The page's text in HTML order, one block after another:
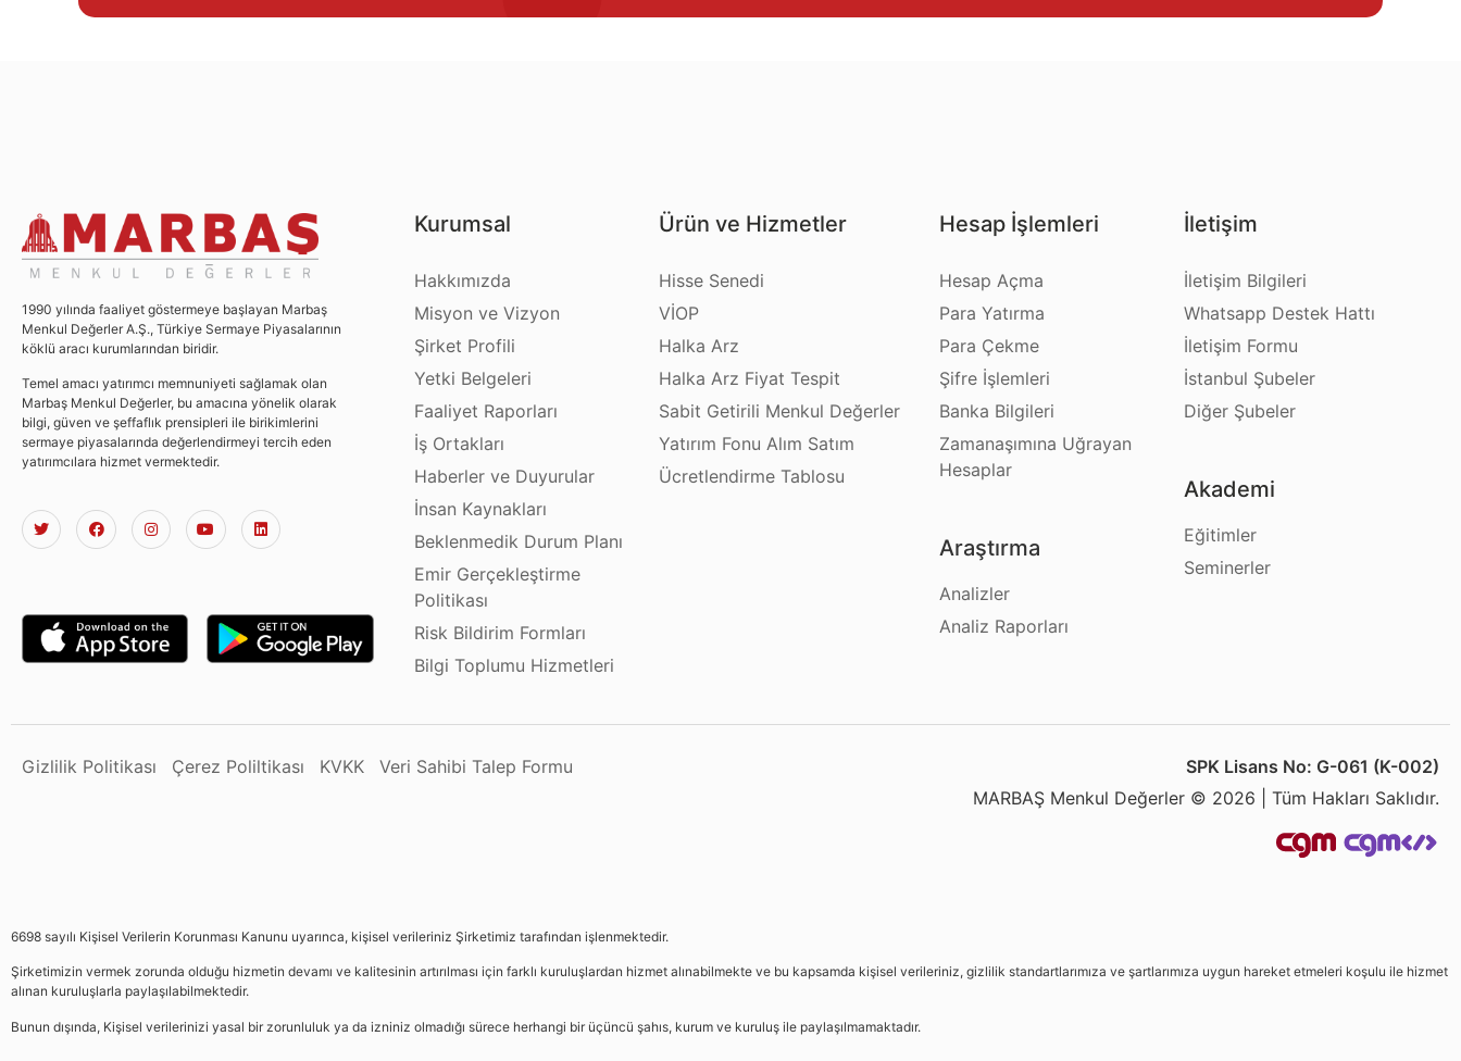
1990 yılında faaliyet göstermeye başlayan Marbaş
Menkul Değerler A.Ş., Türkiye Sermaye Piyasalarının
köklü aracı kurumlarından biridir.
Temel amacı yatırımcı memnuniyeti sağlamak olan
Marbaş Menkul Değerler, bu amacına yönelik olarak
bilgi, güven ve şeffaflık prensipleri ile birikimlerini
sermaye piyasalarında değerlendirmeyi tercih eden
yatırımcılara hizmet vermektedir.
Kurumsal
Hakkımızda
Misyon ve Vizyon
Şirket Profili
Yetki Belgeleri
Faaliyet Raporları
İş Ortakları
Haberler ve Duyurular
İnsan Kaynakları
Beklenmedik Durum Planı
Emir Gerçekleştirme
Politikası
Risk Bildirim Formları
Bilgi Toplumu Hizmetleri
Ürün ve Hizmetler
Hisse Senedi
VİOP
Halka Arz
Halka Arz Fiyat Tespit
Sabit Getirili Menkul Değerler
Yatırım Fonu Alım Satım
Ücretlendirme Tablosu
Hesap İşlemleri
Hesap Açma
Para Yatırma
Para Çekme
Şifre İşlemleri
Banka Bilgileri
Zamanaşımına Uğrayan
Hesaplar
Araştırma
Analizler
Analiz Raporları
İletişim
İletişim Bilgileri
Whatsapp Destek Hattı
İletişim Formu
İstanbul Şubeler
Diğer Şubeler
Akademi
Eğitimler
Seminerler
Gizlilik Politikası Çerez Poliltikası KVKK Veri Sahibi Talep Formu
SPK Lisans No: G-061 (K-002)
MARBAŞ Menkul Değerler © 2026 | Tüm Hakları Saklıdır.
6698 sayılı Kişisel Verilerin Korunması Kanunu uyarınca, kişisel verileriniz Şirketimiz tarafından işlenmektedir.
Şirketimizin vermek zorunda olduğu hizmetin devamı ve kalitesinin artırılması için farklı kuruluşlardan hizmet alınabilmekte ve bu kapsamda kişisel verileriniz, gizlilik standartlarımıza ve şartlarımıza uygun hareket etmeleri koşulu ile hizmet
alınan kuruluşlarla paylaşılabilmektedir.
Bunun dışında, Kişisel verilerinizi yasal bir zorunluluk ya da izniniz olmadığı sürece herhangi bir üçüncü şahıs, kurum ve kuruluş ile paylaşılmamaktadır.